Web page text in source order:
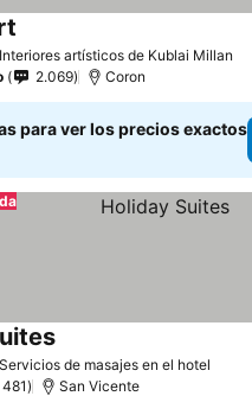
Interiores artísticos de Kublai Millan
2.069 Coron
para ver los precios exactos
Servicios de masajes en el hotel
481 San Vicente